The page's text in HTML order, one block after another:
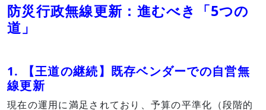
防災行政無線更新：進むべき「5つの
道」
1. 【王道の継続】既存ベンダーでの自営無
線更新
現在の運用に満足されており、予算の平準化（段階的